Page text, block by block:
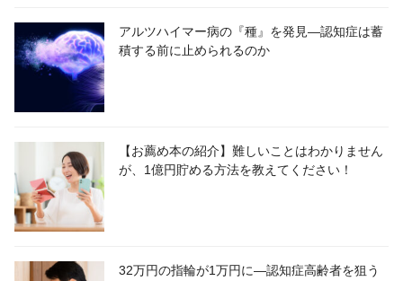
アルツハイマー病の『種』を発見―認知症は蓄
積する前に止められるのか
【お薦め本の紹介】難しいことはわかりません
が、1億円貯める方法を教えてください！
32万円の指輪が1万円に―認知症高齢者を狙う